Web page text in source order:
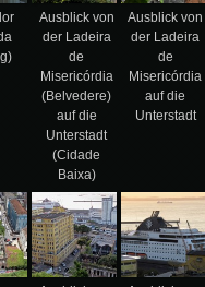
Ausblick von
der Ladeira
de
Misericórdia
(Belvedere)
auf die
Unterstadt
(Cidade
Baixa)
Ausblick von
der Ladeira
de
Misericórdia
auf die
Unterstadt